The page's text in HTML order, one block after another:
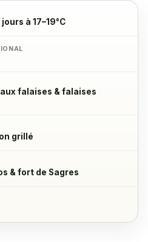
à 17–19°C
falaises & falaises
grillé
& fort de Sagres